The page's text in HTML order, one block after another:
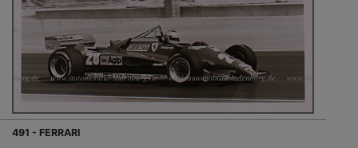
491 - FERRARI